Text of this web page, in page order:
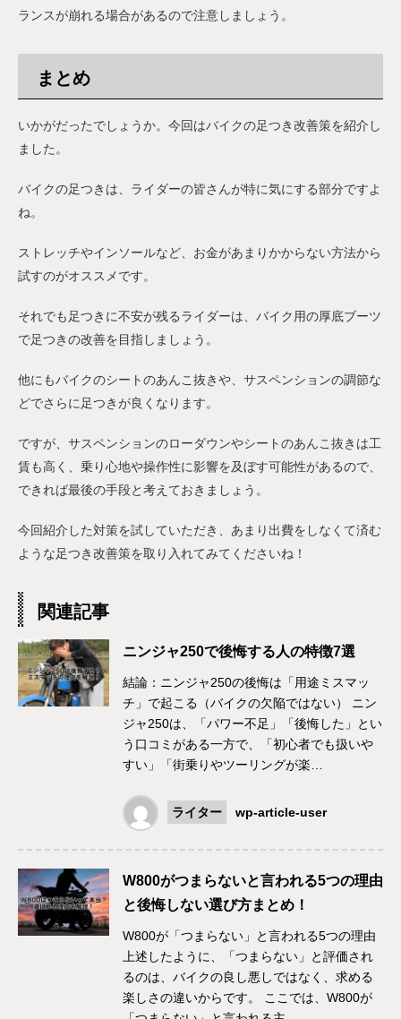
ランスが崩れる場合があるので注意しましょう。
まとめ
いかがだったでしょうか。今回はバイクの足つき改善策を紹介し
ました。
バイクの足つきは、ライダーの皆さんが特に気にする部分ですよ
ね。
ストレッチやインソールなど、お金があまりかからない方法から
試すのがオススメです。
それでも足つきに不安が残るライダーは、バイク用の厚底ブーツ
で足つきの改善を目指しましょう。
他にもバイクのシートのあんこ抜きや、サスペンションの調節な
どでさらに足つきが良くなります。
ですが、サスペンションのローダウンやシートのあんこ抜きは工
賃も高く、乗り心地や操作性に影響を及ぼす可能性があるので、
できれば最後の手段と考えておきましょう。
今回紹介した対策を試していただき、あまり出費をしなくて済む
ような足つき改善策を取り入れてみてくださいね！
関連記事
ニンジャ250で後悔する人の特徴7選
結論：ニンジャ250の後悔は「用途ミスマッ
チ」で起こる（バイクの欠陥ではない） ニン
ジャ250は、「パワー不足」「後悔した」とい
う口コミがある一方で、「初心者でも扱いや
すい」「街乗りやツーリングが楽…
ライター wp-article-user
W800がつまらないと言われる5つの理由
と後悔しない選び方まとめ！
W800が「つまらない」と言われる5つの理由
上述したように、「つまらない」と評価され
るのは、バイクの良し悪しではなく、求める
楽しさの違いからです。 ここでは、W800が